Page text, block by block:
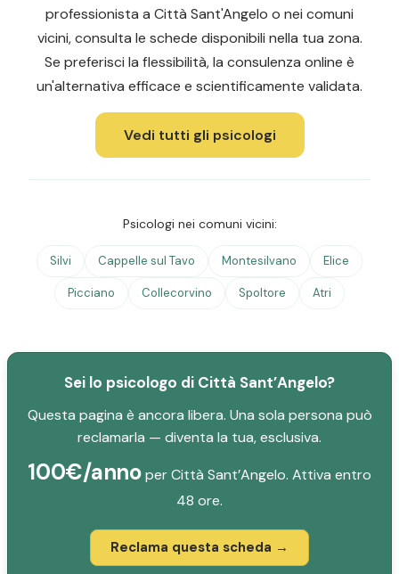
professionista a Città Sant'Angelo o nei comuni
vicini, consulta le schede disponibili nella tua zona.
Se preferisci la flessibilità, la consulenza online è
un'alternativa efficace e scientificamente validata.
Vedi tutti gli psicologi
Psicologi nei comuni vicini:
Silvi Cappelle sul Tavo Montesilvano Elice
Picciano Collecorvino Spoltore Atri
Sei lo psicologo di Città Sant’Angelo?
Questa pagina è ancora libera. Una sola persona può
reclamarla — diventa la tua, esclusiva.
100€/annoper Città Sant’Angelo. Attiva entro
48 ore.
Reclama questa scheda →